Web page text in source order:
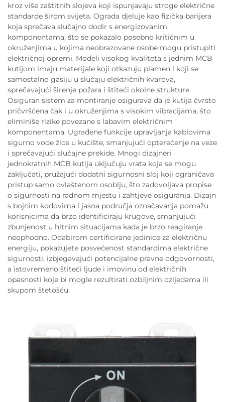
kroz više zaštitnih slojeva koji ispunjavaju stroge električne
standarde širom svijeta. Ograda djeluje kao fizička barijera
koja sprečava slučajno dodir s energizovanim
komponentama, što se pokazalo posebno kritičnim u
okruženjima u kojima neobrazovane osobe mogu pristupiti
električnoj opremi. Modeli visokog kvaliteta s jednim MCB
kutijom imaju materijale koji otkazuju plamen i koji se
samostalno gasiju u slučaju električnih kvarova,
sprečavajući širenje požara i štiteći okolne strukture.
Osiguran sistem za montiranje osigurava da je kutija čvrsto
pričvršćena čak i u okruženjima s visokim vibracijama, što
eliminiše rizike povezane s labavim električnim
komponentama. Ugrađene funkcije upravljanja kablovima
sigurno vode žice u kućište, smanjujući opterećenje na veze
i sprečavajući slučajne prekide. Mnogi dizajneri
jednokratnih MCB kutija uključuju vrata koja se mogu
zaključati, pružajući dodatni sigurnosni sloj koji ograničava
pristup samo ovlaštenom osoblju, što zadovoljava propise
o sigurnosti na radnom mjestu i zahtjeve osiguranja. Dizajn
s bojnim kodovima i jasna područja označavanja pomažu
korisnicima da brzo identificiraju krugove, smanjujući
zbunjenost u hitnim situacijama kada je brzo reagiranje
neophodno. Odabirom certificirane jedinice za električnu
energiju, pokazujete posvećenost standardima električne
sigurnosti, izbjegavajući potencijalne pravne odgovornosti,
a istovremeno štiteći ljude i imovinu od električnih
opasnosti koje bi mogle rezultirati ozbiljnim ozljedama ili
skupom štetošću.